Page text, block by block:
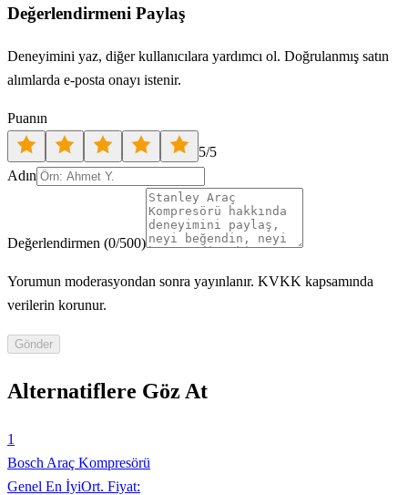
Değerlendirmeni Paylaş
Deneyimini yaz, diğer kullanıcılara yardımcı ol. Doğrulanmış satın
alımlarda e-posta onayı istenir.
Puanın
5/5
Adın
Değerlendirmen (0/500)
Yorumun moderasyondan sonra yayınlanır. KVKK kapsamında
verilerin korunur.
Gönder
Alternatiflere Göz At
1
Bosch Araç Kompresörü
Genel En İyiOrt. Fiyat: